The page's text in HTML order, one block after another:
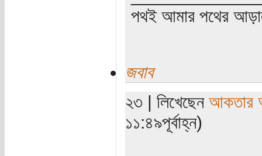
পথই আমার পথের
জবাব
২৩ | লিখেছেন আকতার
১১:৪৯পূর্বাহ্ন)